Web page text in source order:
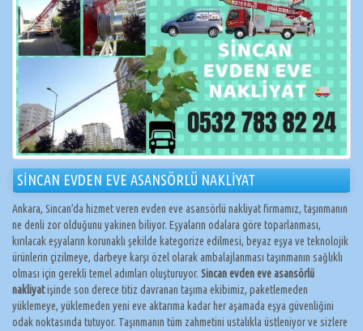
SİNCAN EVDEN EVE ASANSÖRLÜ NAKLİYAT
Ankara, Sincan’da hizmet veren evden eve asansörlü nakliyat firmamız, taşınmanın
ne denli zor olduğunu yakinen biliyor. Eşyaların odalara göre toparlanması,
kırılacak eşyaların korunaklı şekilde kategorize edilmesi, beyaz eşya ve teknolojik
ürünlerin çizilmeye, darbeye karşı özel olarak ambalajlanması taşınmanın sağlıklı
olması için gerekli temel adımları oluşturuyor. Sincan evden eve asansörlü
nakliyatişinde son derece titiz davranan taşıma ekibimiz, paketlemeden
yüklemeye, yüklemeden yeni eve aktarıma kadar her aşamada eşya güvenliğini
odak noktasında tutuyor. Taşınmanın tüm zahmetini ustalıkla üstleniyor ve sizlere